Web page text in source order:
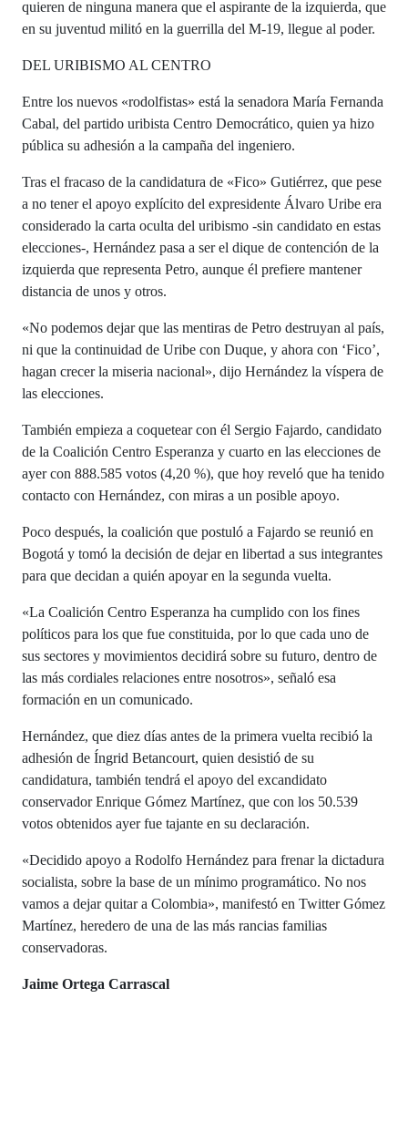
quieren de ninguna manera que el aspirante de la izquierda, que
en su juventud militó en la guerrilla del M-19, llegue al poder.
DEL URIBISMO AL CENTRO
Entre los nuevos «rodolfistas» está la senadora María Fernanda
Cabal, del partido uribista Centro Democrático, quien ya hizo
pública su adhesión a la campaña del ingeniero.
Tras el fracaso de la candidatura de «Fico» Gutiérrez, que pese
a no tener el apoyo explícito del expresidente Álvaro Uribe era
considerado la carta oculta del uribismo -sin candidato en estas
elecciones-, Hernández pasa a ser el dique de contención de la
izquierda que representa Petro, aunque él prefiere mantener
distancia de unos y otros.
«No podemos dejar que las mentiras de Petro destruyan al país,
ni que la continuidad de Uribe con Duque, y ahora con ‘Fico’,
hagan crecer la miseria nacional», dijo Hernández la víspera de
las elecciones.
También empieza a coquetear con él Sergio Fajardo, candidato
de la Coalición Centro Esperanza y cuarto en las elecciones de
ayer con 888.585 votos (4,20 %), que hoy reveló que ha tenido
contacto con Hernández, con miras a un posible apoyo.
Poco después, la coalición que postuló a Fajardo se reunió en
Bogotá y tomó la decisión de dejar en libertad a sus integrantes
para que decidan a quién apoyar en la segunda vuelta.
«La Coalición Centro Esperanza ha cumplido con los fines
políticos para los que fue constituida, por lo que cada uno de
sus sectores y movimientos decidirá sobre su futuro, dentro de
las más cordiales relaciones entre nosotros», señaló esa
formación en un comunicado.
Hernández, que diez días antes de la primera vuelta recibió la
adhesión de Íngrid Betancourt, quien desistió de su
candidatura, también tendrá el apoyo del excandidato
conservador Enrique Gómez Martínez, que con los 50.539
votos obtenidos ayer fue tajante en su declaración.
«Decidido apoyo a Rodolfo Hernández para frenar la dictadura
socialista, sobre la base de un mínimo programático. No nos
vamos a dejar quitar a Colombia», manifestó en Twitter Gómez
Martínez, heredero de una de las más rancias familias
conservadoras.
Jaime Ortega Carrascal